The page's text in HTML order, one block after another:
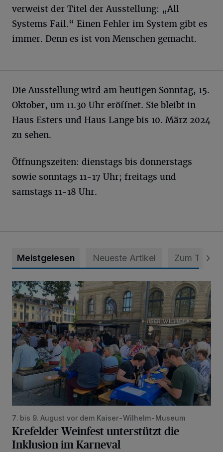
verweist der Titel der Ausstellung: „All
Systems Fail.“ Einen Fehler im System gibt es
immer. Denn es ist von Menschen gemacht.
Die Ausstellung wird am heutigen Sonntag, 15.
Oktober, um 11.30 Uhr eröffnet. Sie bleibt in
Haus Esters und Haus Lange bis 10. März 2024
zu sehen.
Öffnungszeiten: dienstags bis donnerstags
sowie sonntags 11-17 Uhr; freitags und
samstags 11-18 Uhr.
Meistgelesen Neueste Artikel Zum Thema
Krefelder Weinfest unterstützt die Inklusion im Karneval
7. bis 9. August vor dem Kaiser-Wilhelm-Museum
Krefelder Weinfest unterstützt die
Inklusion im Karneval